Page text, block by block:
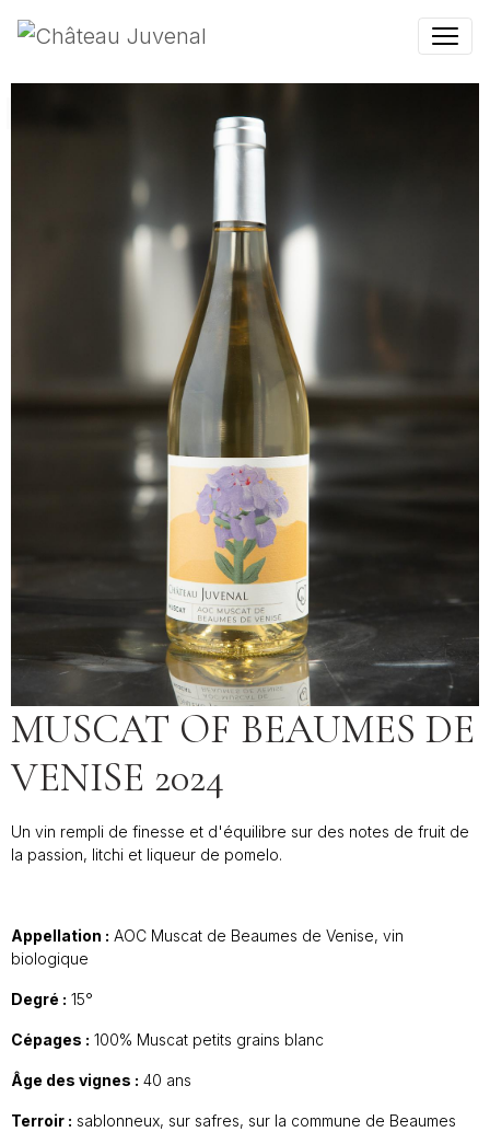
MUSCAT OF BEAUMES DE
VENISE 2024
Un vin rempli de finesse et d'équilibre sur des notes de fruit de
la passion, litchi et liqueur de pomelo.
Appellation : AOC Muscat de Beaumes de Venise, vin
biologique
Degré : 15°
Cépages : 100% Muscat petits grains blanc
Âge des vignes : 40 ans
Terroir : sablonneux, sur safres, sur la commune de Beaumes